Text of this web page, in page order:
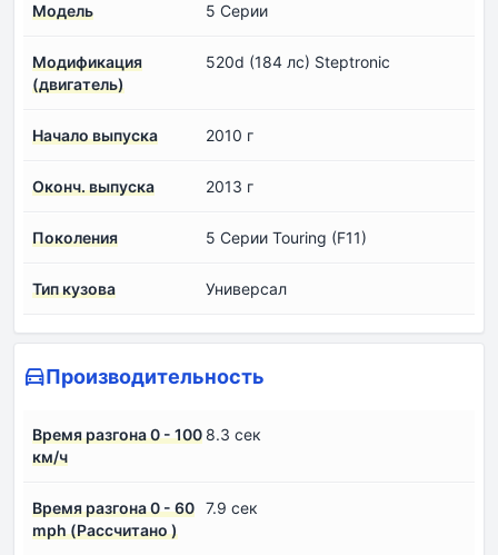
Модель 5 Серии
Модификация
(двигатель)
520d (184 лс) Steptronic
Начало выпуска 2010 г
Оконч. выпуска 2013 г
Поколения 5 Серии Touring (F11)
Тип кузова Универсал
Производительность
Время разгона 0 - 100
км/ч
8.3 сек
Время разгона 0 - 60
mph (Рассчитано )
7.9 сек